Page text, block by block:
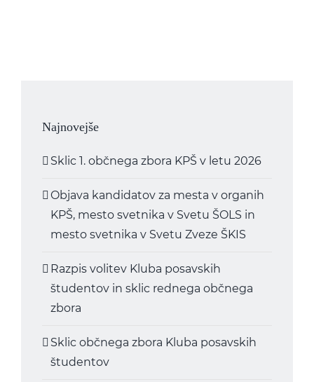
Najnovejše
Sklic 1. občnega zbora KPŠ v letu 2026
Objava kandidatov za mesta v organih
KPŠ, mesto svetnika v Svetu ŠOLS in
mesto svetnika v Svetu Zveze ŠKIS
Razpis volitev Kluba posavskih
študentov in sklic rednega občnega
zbora
Sklic občnega zbora Kluba posavskih
študentov